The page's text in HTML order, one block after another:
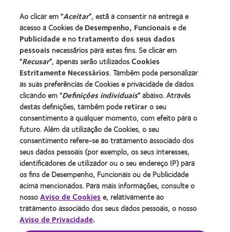
Procurar um centro
Lentes de contacto e a visão
Novo utilizador
Utilizador experiente
Blog
Sobre a CooperVision
Carreiras na CooperVision
Centro de Notícias
Contacte-nos
Legal
Política de privacidade
Aviso de cookies
Ao clicar em “Aceitar”, está a consentir na entrega e
acesso a Cookies deDesempenho, Funcionaise de
Publicidadee notratamento dos seus dados
pessoais necessários para estes fins. Se clicar em
“Recusar”, apenas serão utilizadosCookies
Estritamente Necessários. Também pode personalizar
as suas preferências de Cookies e privacidade de dados
clicando em “Definições individuais” abaixo. Através
destas definições, também poderetiraro seu
consentimento a qualquer momento, com efeito para o
futuro. Além da utilização de Cookies, o seu
consentimento refere-se ao tratamento associado dos
seus dados pessoais (por exemplo, os seus interesses,
identificadores de utilizador ou o seu endereço IP) para
os fins de Desempenho, Funcionais ou de Publicidade
acima mencionados. Para mais informações, consulte o
nossoAviso de Cookiese, relativamente ao
tratamento associado dos seus dados pessoais, o nosso
Aviso de Privacidade.